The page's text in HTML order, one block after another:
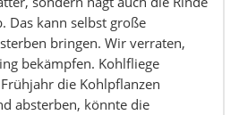
Das kann selbst große
bringen. Wir verraten,
bekämpfen. Kohlfliege
die Kohlpflanzen
absterben, könnte die